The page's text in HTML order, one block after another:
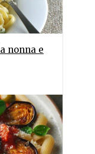
nonna e